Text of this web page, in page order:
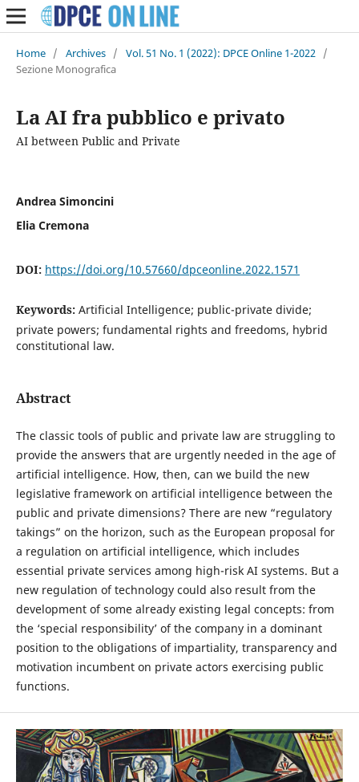
Home / Archives / Vol. 51 No. 1 (2022): DPCE Online 1-2022 /
Sezione Monografica
La AI fra pubblico e privato
AI between Public and Private
Andrea Simoncini
Elia Cremona
DOI: https://doi.org/10.57660/dpceonline.2022.1571
Keywords: Artificial Intelligence; public-private divide;
private powers; fundamental rights and freedoms, hybrid
constitutional law.
Abstract
The classic tools of public and private law are struggling to
provide the answers that are urgently needed in the age of
artificial intelligence. How, then, can we build the new
legislative framework on artificial intelligence between the
public and private dimensions? There are new “regulatory
takings” on the horizon, such as the European proposal for
a regulation on artificial intelligence, which includes
essential private services among high-risk AI systems. But a
new regulation of technology could also result from the
development of some already existing legal concepts: from
the ‘special responsibility’ of the company in a dominant
position to the obligations of impartiality, transparency and
motivation incumbent on private actors exercising public
functions.